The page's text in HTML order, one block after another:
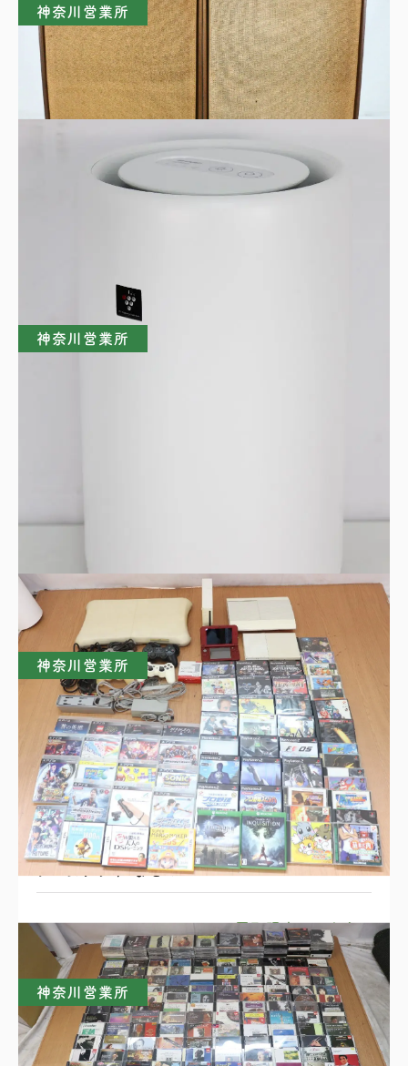
神奈川営業所
PIONEER パイオニア CS-E700 ペアスピー
神奈川営業所
SHARP シャープ 空気清浄機 FU-RC01-W プ
買取理由はこちら
神奈川営業所
PS2 PS3 Wii DSll Xbox PSP ゲーム機本体
ゲームソフト まとめ
買取理由はこちら
神奈川営業所